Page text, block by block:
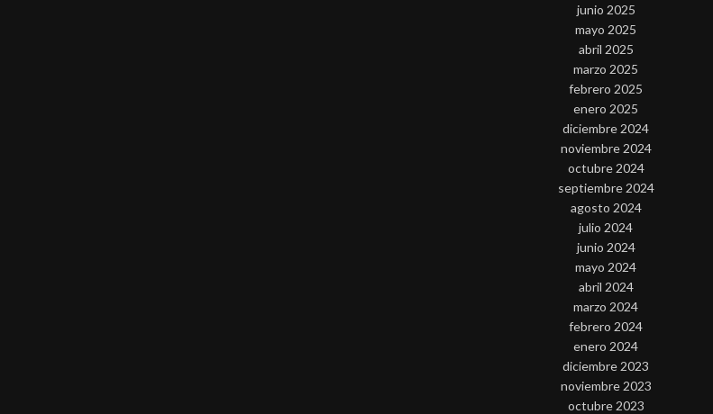
junio 2025
mayo 2025
abril 2025
marzo 2025
febrero 2025
enero 2025
diciembre 2024
noviembre 2024
octubre 2024
septiembre 2024
agosto 2024
julio 2024
junio 2024
mayo 2024
abril 2024
marzo 2024
febrero 2024
enero 2024
diciembre 2023
noviembre 2023
octubre 2023